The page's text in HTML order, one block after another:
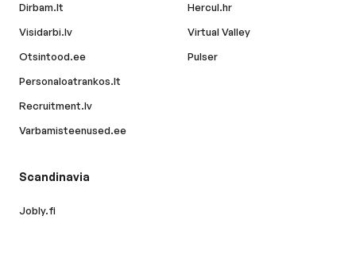
Dirbam.lt
Visidarbi.lv
Otsintood.ee
Personaloatrankos.lt
Recruitment.lv
Varbamisteenused.ee
Hercul.hr
Virtual Valley
Pulser
Scandinavia
Jobly.fi